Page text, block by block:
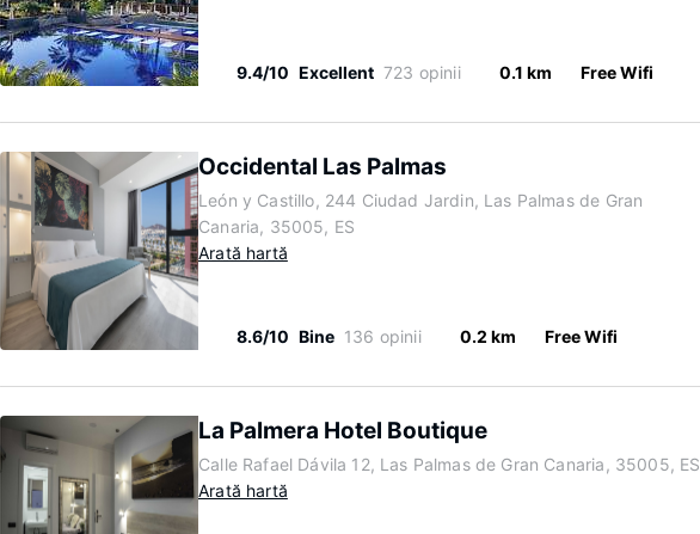
9.4/10 Excellent 723 opinii 0.1 km Free Wifi
Occidental Las Palmas
León y Castillo, 244 Ciudad Jardin, Las Palmas de Gran
Canaria, 35005, ES
Arată hartă
8.6/10 Bine 136 opinii 0.2 km Free Wifi
La Palmera Hotel Boutique
Calle Rafael Dávila 12, Las Palmas de Gran Canaria, 35005, ES
Arată hartă